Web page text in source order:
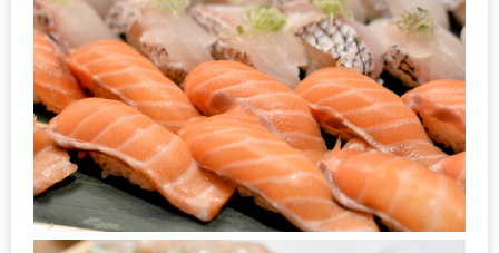
พบ
สินค้า
เรื่อง
บ้าน
คุ้ม
ครบ
จบ
ที่